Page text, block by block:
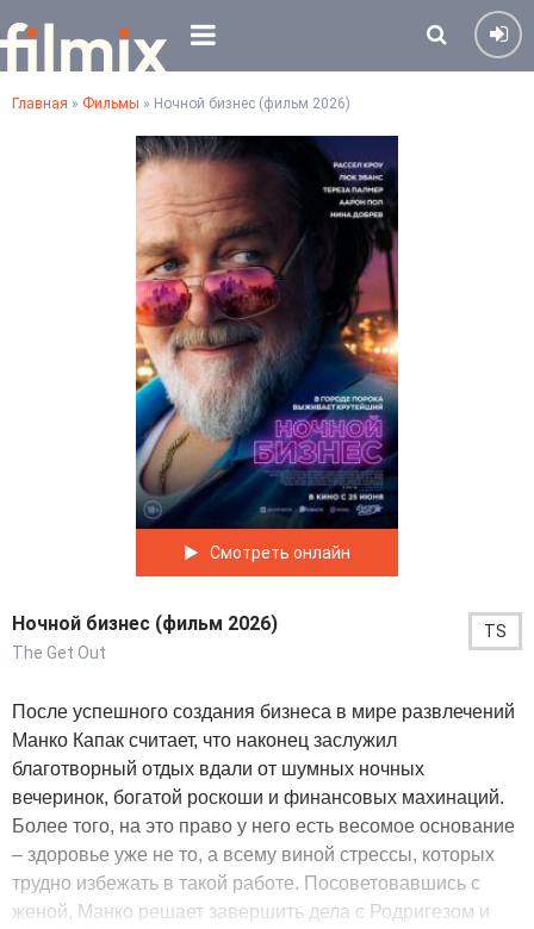
Главная » Фильмы » Ночной бизнес (фильм 2026)
Смотреть онлайн
Ночной бизнес (фильм 2026)
The Get Out
TS
После успешного создания бизнеса в мире развлечений
Манко Капак считает, что наконец заслужил
благотворный отдых вдали от шумных ночных
вечеринок, богатой роскоши и финансовых махинаций.
Более того, на это право у него есть весомое основание
– здоровье уже не то, а всему виной стрессы, которых
трудно избежать в такой работе. Посоветовавшись с
женой, Манко решает завершить дела с Родригезом и